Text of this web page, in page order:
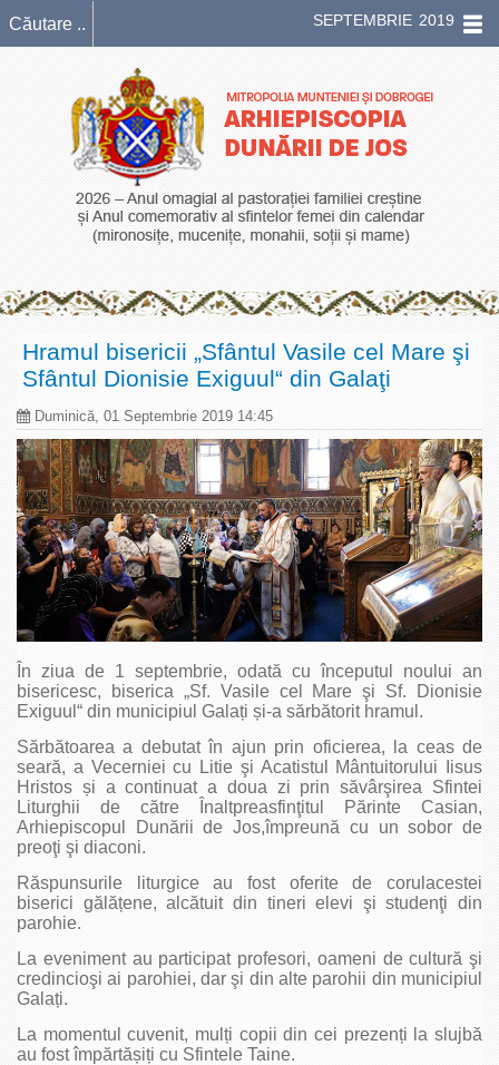
SEPTEMBRIE 2019
Hramul bisericii „Sfântul Vasile cel Mare şi
Sfântul Dionisie Exiguul“ din Galaţi
Duminică, 01 Septembrie 2019 14:45
În ziua de 1 septembrie, odată cu începutul noului an
bisericesc, biserica „Sf. Vasile cel Mare şi Sf. Dionisie
Exiguul“ din municipiul Galați și-a sărbătorit hramul.
Sărbătoarea a debutat în ajun prin oficierea, la ceas de
seară, a Vecerniei cu Litie şi Acatistul Mântuitorului Iisus
Hristos și a continuat a doua zi prin săvârşirea Sfintei
Liturghii de către Înaltpreasfinţitul Părinte Casian,
Arhiepiscopul Dunării de Jos,împreună cu un sobor de
preoţi şi diaconi.
Răspunsurile liturgice au fost oferite de corulacestei
biserici gălățene, alcătuit din tineri elevi şi studenţi din
parohie.
La eveniment au participat profesori, oameni de cultură şi
credincioşi ai parohiei, dar şi din alte parohii din municipiul
Galați.
La momentul cuvenit, mulți copii din cei prezenți la slujbă
au fost împărtășiți cu Sfintele Taine.